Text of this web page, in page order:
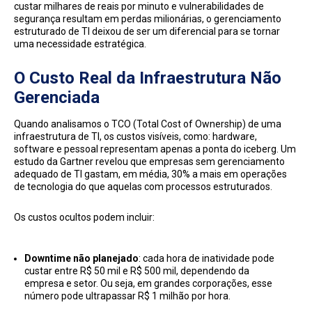
custar milhares de reais por minuto e vulnerabilidades de
segurança resultam em perdas milionárias, o gerenciamento
estruturado de TI deixou de ser um diferencial para se tornar
uma necessidade estratégica.
O Custo Real da Infraestrutura Não
Gerenciada
Quando analisamos o TCO (Total Cost of Ownership) de uma
infraestrutura de TI, os custos visíveis, como: hardware,
software e pessoal representam apenas a ponta do iceberg. Um
estudo da Gartner revelou que empresas sem gerenciamento
adequado de TI gastam, em média, 30% a mais em operações
de tecnologia do que aquelas com processos estruturados.
Os custos ocultos podem incluir:
Downtime não planejado: cada hora de inatividade pode
custar entre R$ 50 mil e R$ 500 mil, dependendo da
empresa e setor. Ou seja, em grandes corporações, esse
número pode ultrapassar R$ 1 milhão por hora.